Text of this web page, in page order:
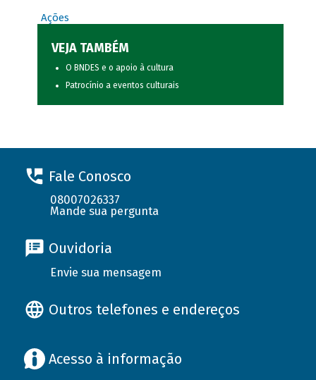
Ações
VEJA TAMBÉM
O BNDES e o apoio à cultura
Patrocínio a eventos culturais
Fale Conosco
08007026337
Mande sua pergunta
Ouvidoria
Envie sua mensagem
Outros telefones e endereços
Acesso à informação